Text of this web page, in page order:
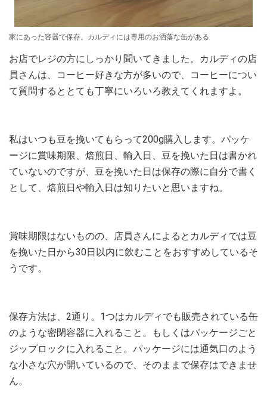
家にあった容器で保存。カルディには専用のお洒落な缶がある
お店でレジの方にしっかり聞いてきました。カルディの店
員さんは、コーヒー好きな方が多いので、コーヒーについ
て質問するととても丁寧にいろいろ教えてくれますよ。
私はいつも豆を挽いてもらって200g購入します。パッケ
ージに賞味期限、焙煎日、輸入日、豆を挽いた日は書かれ
ていないのですが、豆を挽いた日は保存の際に自分で書く
として、焙煎日や輸入日は知りたいと思いますね。
賞味期限はないものの、店員さんによるとカルディでは豆
を挽いた日から30日以内に飲むことをおすすめしているそ
うです。
保存方法は、2通り。1つはカルディでも販売されている缶
のような密閉容器に入れること。もしくはパッケージごと
ジップロックに入れること。パッケージには通気口のよう
な小さな穴が開いているので、そのままで保存はできませ
ん。